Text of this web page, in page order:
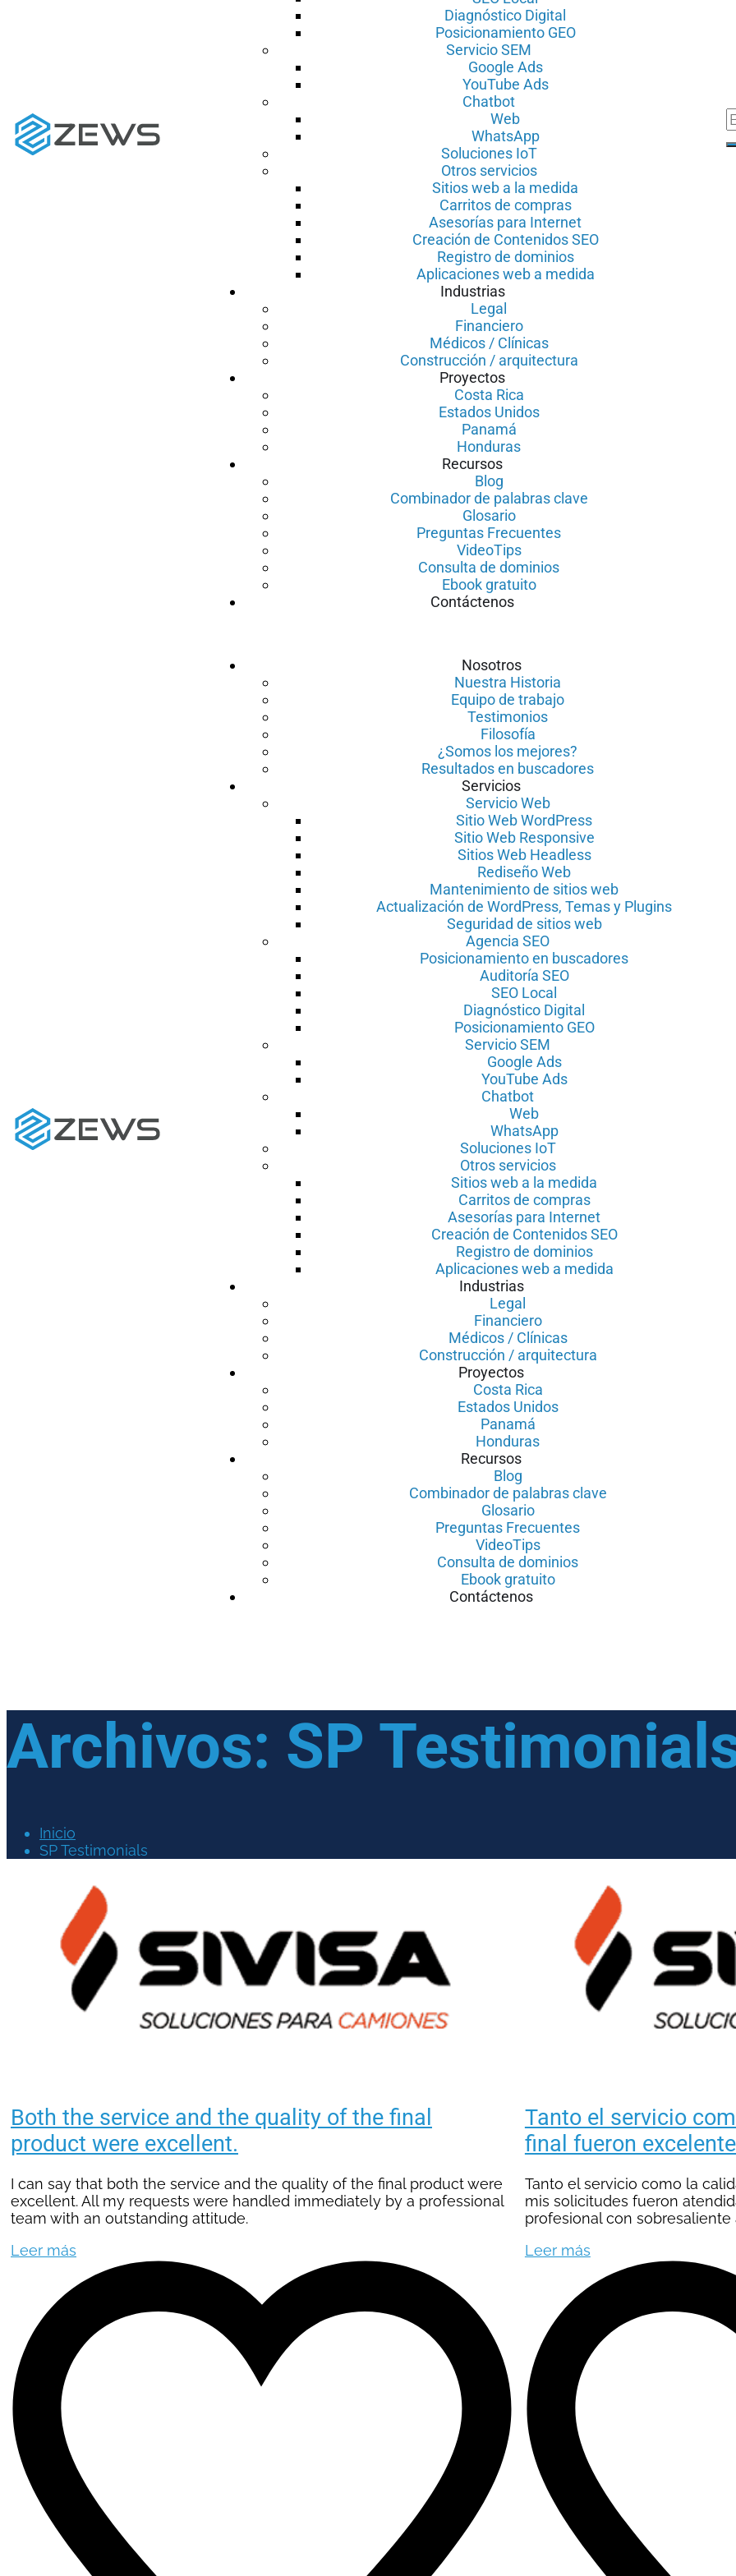
Diagnóstico Digital
Posicionamiento GEO
Servicio SEM
Google Ads
YouTube Ads
Chatbot
Web
WhatsApp
Soluciones IoT
Otros servicios
Sitios web a la medida
Carritos de compras
Asesorías para Internet
Creación de Contenidos SEO
Registro de dominios
Aplicaciones web a medida
Industrias
Legal
Financiero
Médicos / Clínicas
Construcción / arquitectura
Proyectos
Costa Rica
Estados Unidos
Panamá
Honduras
Recursos
Blog
Combinador de palabras clave
Glosario
Preguntas Frecuentes
VideoTips
Consulta de dominios
Ebook gratuito
Contáctenos
Nosotros
Nuestra Historia
Equipo de trabajo
Testimonios
Filosofía
¿Somos los mejores?
Resultados en buscadores
Servicios
Servicio Web
Sitio Web WordPress
Sitio Web Responsive
Sitios Web Headless
Rediseño Web
Mantenimiento de sitios web
Actualización de WordPress, Temas y Plugins
Seguridad de sitios web
Agencia SEO
Posicionamiento en buscadores
Auditoría SEO
SEO Local
Diagnóstico Digital
Posicionamiento GEO
Servicio SEM
Google Ads
YouTube Ads
Chatbot
Web
WhatsApp
Soluciones IoT
Otros servicios
Sitios web a la medida
Carritos de compras
Asesorías para Internet
Creación de Contenidos SEO
Registro de dominios
Aplicaciones web a medida
Industrias
Legal
Financiero
Médicos / Clínicas
Construcción / arquitectura
Proyectos
Costa Rica
Estados Unidos
Panamá
Honduras
Recursos
Blog
Combinador de palabras clave
Glosario
Preguntas Frecuentes
VideoTips
Consulta de dominios
Ebook gratuito
Contáctenos
Archivos: SP
Inicio
SP Testimonials
Both the service and the quality of the final
product were excellent.
I can say that both the service and the quality of the final product were
excellent. All my requests were handled immediately by a professional
team with an outstanding attitude.
Leer más
Tanto el servicio
final fueron
Tanto el servicio como la
mis solicitudes fueron
profesional con sobresaliente
Leer más